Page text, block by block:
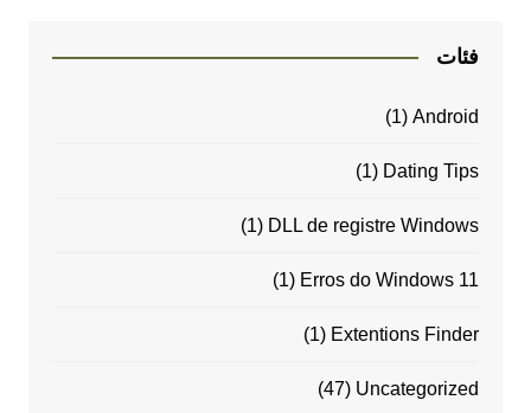
فئات
Android
(1)
Dating Tips
(1)
DLL de registre Windows
(1)
Erros do Windows 11
(1)
Extentions Finder
(1)
Uncategorized
(47)